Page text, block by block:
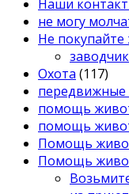
Наши
не могу
Не
Охота (117)
помощь
помощь
Помощь
Помощь